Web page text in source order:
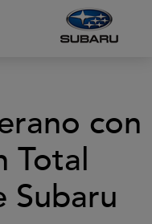
con
Total
Subaru